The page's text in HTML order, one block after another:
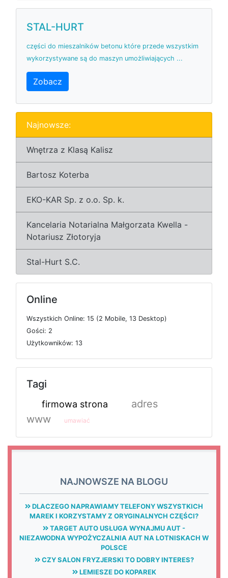
STAL-HURT
części do mieszalników betonu które przede wszystkim
wykorzystywane są do maszyn umożliwiających ...
Zobacz
Najnowsze:
Wnętrza z Klasą Kalisz
Bartosz Koterba
EKO-KAR Sp. z o.o. Sp. k.
Kancelaria Notarialna Małgorzata Kwella -
Notariusz Złotoryja
Stal-Hurt S.C.
Online
Wszystkich Online: 15 (2 Mobile, 13 Desktop)
Gości: 2
Użytkowników: 13
Tagi
firmowa strona
adres
www
umawiać
NAJNOWSZE NA BLOGU
DLACZEGO NAPRAWIAMY TELEFONY WSZYSTKICH
MAREK I KORZYSTAMY Z ORYGINALNYCH CZĘŚCI?
TARGET AUTO USŁUGA WYNAJMU AUT -
NIEZAWODNA WYPOŻYCZALNIA AUT NA LOTNISKACH W
POLSCE
CZY SALON FRYZJERSKI TO DOBRY INTERES?
LEMIESZE DO KOPAREK